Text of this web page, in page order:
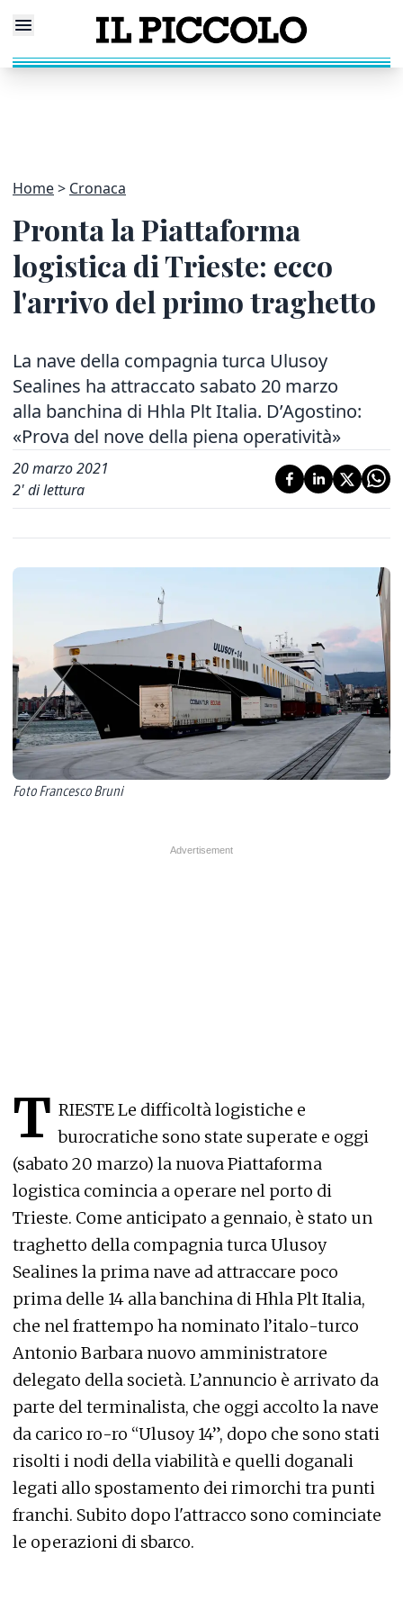
Home Cronaca
Pronta la Piattaforma
logistica di Trieste: ecco
l'arrivo del primo traghetto
La nave della compagnia turca Ulusoy
Sealines ha attraccato sabato 20 marzo
alla banchina di Hhla Plt Italia. D’Agostino:
«Prova del nove della piena operatività»
20 marzo 2021
2' di lettura
Foto Francesco Bruni
T RIESTE Le difficoltà logistiche e
burocratiche sono state superate e oggi
(sabato 20 marzo) la nuova Piattaforma
logistica comincia a operare nel porto di
Trieste. Come anticipato a gennaio, è stato un
traghetto della compagnia turca Ulusoy
Sealines la prima nave ad attraccare poco
prima delle 14 alla banchina di Hhla Plt Italia,
che nel frattempo ha nominato l’italo-turco
Antonio Barbara nuovo amministratore
delegato della società. L’annuncio è arrivato da
parte del terminalista, che oggi accolto la nave
da carico ro-ro “Ulusoy 14”, dopo che sono stati
risolti i nodi della viabilità e quelli doganali
legati allo spostamento dei rimorchi tra punti
franchi. Subito dopo l'attracco sono cominciate
le operazioni di sbarco.